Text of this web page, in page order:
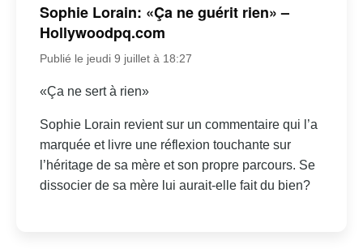
Sophie Lorain: «Ça ne guérit rien» –
Hollywoodpq.com
Publié le jeudi 9 juillet à 18:27
«Ça ne sert à rien»
Sophie Lorain revient sur un commentaire qui l’a
marquée et livre une réflexion touchante sur
l’héritage de sa mère et son propre parcours. Se
dissocier de sa mère lui aurait-elle fait du bien?